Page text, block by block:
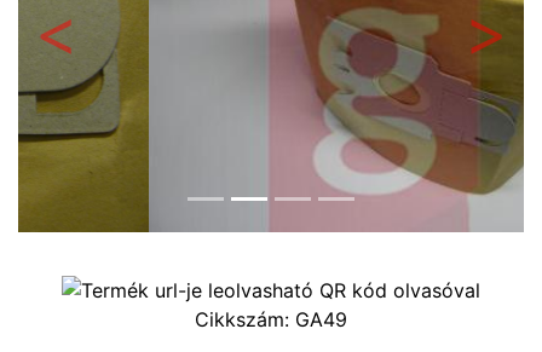
Előző
Cikkszám: GA49